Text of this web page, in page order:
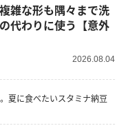
雑な形も隅々まで洗
代わりに使う【意外
2026.08.04
夏に食べたいスタミナ納豆